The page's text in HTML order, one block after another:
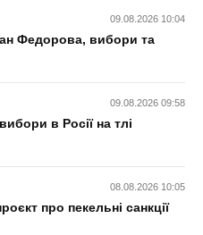
09.08.2026 10:04
Федорова, вибори та
09.08.2026 09:58
в Росії на тлі
08.08.2026 10:05
про пекельні санкції